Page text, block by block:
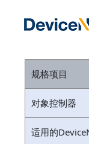
规格项目
对象控制器
适用的